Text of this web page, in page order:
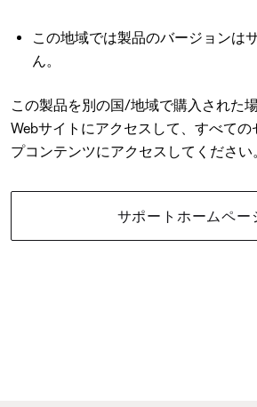
この地域では製品のバージョンは
ん。
この製品を別の国/地域で購入された
Webサイトにアクセスして、すべて
プコンテンツにアクセスしてください
サポートホームペー